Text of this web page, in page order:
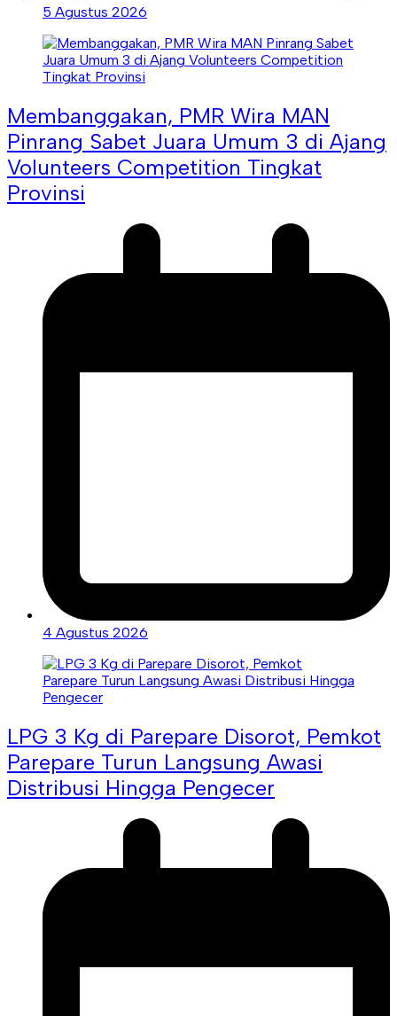
5 Agustus 2026
Membanggakan, PMR Wira MAN
Pinrang Sabet Juara Umum 3 di Ajang
Volunteers Competition Tingkat
Provinsi
4 Agustus 2026
LPG 3 Kg di Parepare Disorot, Pemkot
Parepare Turun Langsung Awasi
Distribusi Hingga Pengecer